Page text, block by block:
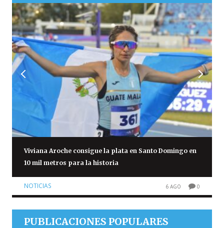
Viviana Aroche consigue la plata en Santo Domingo en
10 mil metros para la historia
NOTICIAS 6 AGO 0
PUBLICACIONES POPULARES